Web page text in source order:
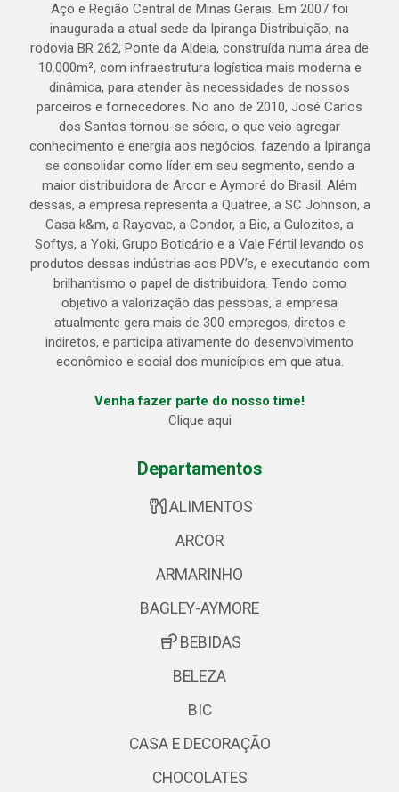
Aço e Região Central de Minas Gerais. Em 2007 foi
inaugurada a atual sede da Ipiranga Distribuição, na
rodovia BR 262, Ponte da Aldeia, construída numa área de
10.000m², com infraestrutura logística mais moderna e
dinâmica, para atender às necessidades de nossos
parceiros e fornecedores. No ano de 2010, José Carlos
dos Santos tornou-se sócio, o que veio agregar
conhecimento e energia aos negócios, fazendo a Ipiranga
se consolidar como líder em seu segmento, sendo a
maior distribuidora de Arcor e Aymoré do Brasil. Além
dessas, a empresa representa a Quatree, a SC Johnson, a
Casa k&m, a Rayovac, a Condor, a Bic, a Gulozitos, a
Softys, a Yoki, Grupo Boticário e a Vale Fértil levando os
produtos dessas indústrias aos PDV’s, e executando com
brilhantismo o papel de distribuidora. Tendo como
objetivo a valorização das pessoas, a empresa
atualmente gera mais de 300 empregos, diretos e
indiretos, e participa ativamente do desenvolvimento
econômico e social dos municípios em que atua.
Venha fazer parte do nosso time!
Clique aqui
Departamentos
ALIMENTOS
ARCOR
ARMARINHO
BAGLEY-AYMORE
BEBIDAS
BELEZA
BIC
CASA E DECORAÇÃO
CHOCOLATES